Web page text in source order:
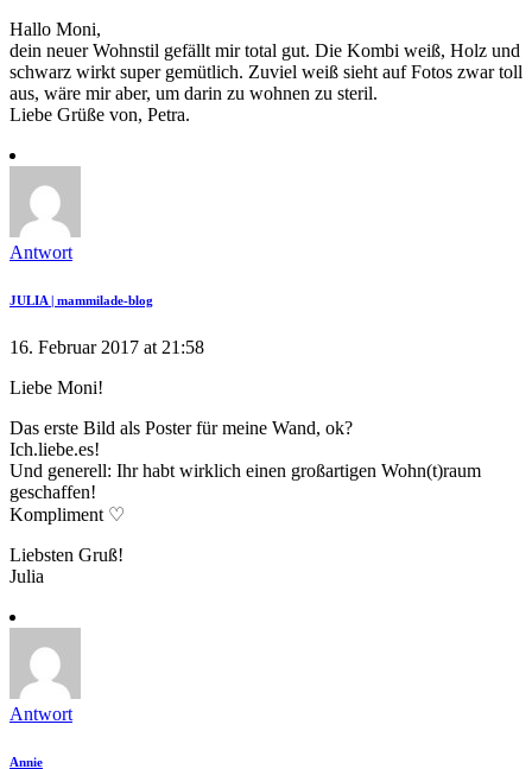
Hallo Moni,
dein neuer Wohnstil gefällt mir total gut. Die Kombi weiß, Holz und
schwarz wirkt super gemütlich. Zuviel weiß sieht auf Fotos zwar toll
aus, wäre mir aber, um darin zu wohnen zu steril.
Liebe Grüße von, Petra.
Antwort
JULIA | mammilade-blog
16. Februar 2017 at 21:58
Liebe Moni!
Das erste Bild als Poster für meine Wand, ok?
Ich.liebe.es!
Und generell: Ihr habt wirklich einen großartigen Wohn(t)raum
geschaffen!
Kompliment ♡
Liebsten Gruß!
Julia
Antwort
Annie